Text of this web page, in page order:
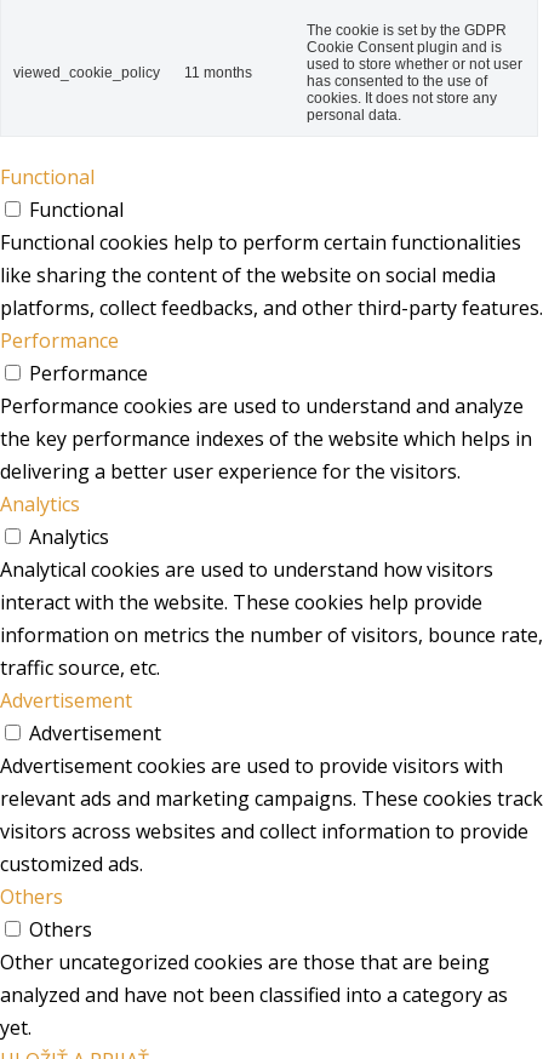
viewed_cookie_policy 11 months
The cookie is set by the GDPR
Cookie Consent plugin and is
used to store whether or not user
has consented to the use of
cookies. It does not store any
personal data.
Functional
Functional
Functional cookies help to perform certain functionalities
like sharing the content of the website on social media
platforms, collect feedbacks, and other third-party features.
Performance
Performance
Performance cookies are used to understand and analyze
the key performance indexes of the website which helps in
delivering a better user experience for the visitors.
Analytics
Analytics
Analytical cookies are used to understand how visitors
interact with the website. These cookies help provide
information on metrics the number of visitors, bounce rate,
traffic source, etc.
Advertisement
Advertisement
Advertisement cookies are used to provide visitors with
relevant ads and marketing campaigns. These cookies track
visitors across websites and collect information to provide
customized ads.
Others
Others
Other uncategorized cookies are those that are being
analyzed and have not been classified into a category as
yet.